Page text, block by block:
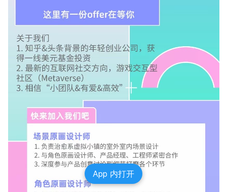
App 内打开